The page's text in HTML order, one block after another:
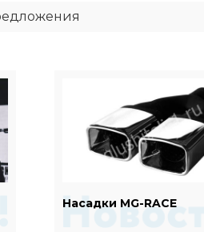
Насадки MG-RACE